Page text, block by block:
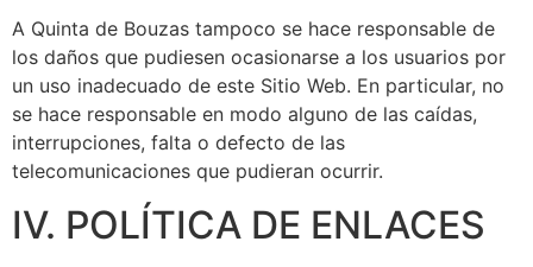
A Quinta de Bouzas tampoco se hace responsable de
los daños que pudiesen ocasionarse a los usuarios por
un uso inadecuado de este Sitio Web. En particular, no
se hace responsable en modo alguno de las caídas,
interrupciones, falta o defecto de las
telecomunicaciones que pudieran ocurrir.
IV. POLÍTICA DE ENLACES